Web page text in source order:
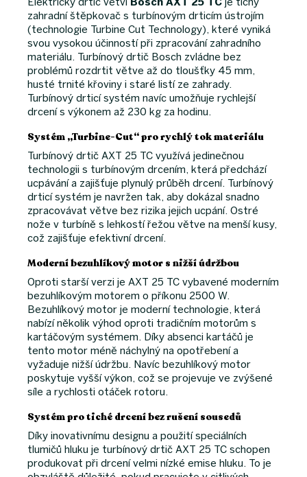
zahradní štěpkovač s turbínovým drticím ústrojím
(technologie Turbine Cut Technology), které vyniká
svou vysokou účinností při zpracování zahradního
materiálu. Turbínový drtič Bosch zvládne bez
problémů rozdrtit větve až do tloušťky 45 mm,
husté trnité křoviny i staré listí ze zahrady.
Turbínový drticí systém navíc umožňuje rychlejší
drcení s výkonem až 230 kg za hodinu.
Systém „Turbine-Cut“ pro rychlý tok materiálu
Turbínový drtič AXT 25 TC využívá jedinečnou
technologii s turbínovým drcením, která předchází
ucpávání a zajišťuje plynulý průběh drcení. Turbínový
drticí systém je navržen tak, aby dokázal snadno
zpracovávat větve bez rizika jejich ucpání. Ostré
nože v turbíně s lehkostí řežou větve na menší kusy,
což zajišťuje efektivní drcení.
Moderní bezuhlíkový motor s nižší údržbou
Oproti starší verzi je AXT 25 TC vybavené moderním
bezuhlíkovým motorem o příkonu 2500 W.
Bezuhlíkový motor je moderní technologie, která
nabízí několik výhod oproti tradičním motorům s
kartáčovým systémem. Díky absenci kartáčů je
tento motor méně náchylný na opotřebení a
vyžaduje nižší údržbu. Navíc bezuhlíkový motor
poskytuje vyšší výkon, což se projevuje ve zvýšené
síle a rychlosti otáček rotoru.
Systém pro tiché drcení bez rušení sousedů
Díky inovativnímu designu a použití speciálních
tlumičů hluku je turbínový drtič AXT 25 TC schopen
produkovat při drcení velmi nízké emise hluku. To je